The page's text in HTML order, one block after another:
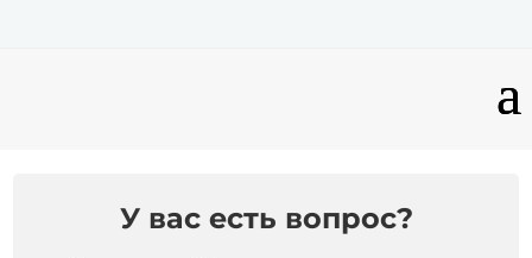
У вас есть вопрос?